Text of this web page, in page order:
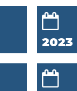
2023